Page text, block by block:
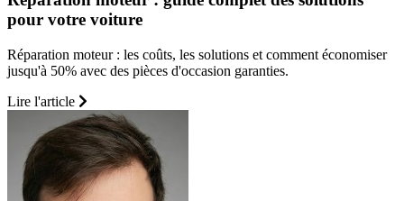
pour votre voiture
Réparation moteur : les coûts, les solutions et comment économiser
jusqu'à 50% avec des pièces d'occasion garanties.
Lire l'article